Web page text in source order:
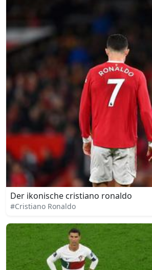
Der ikonische cristiano ronaldo
#Cristiano Ronaldo